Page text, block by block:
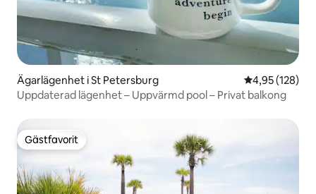
Ägarlägenhet i St Petersburg 4,95 av 5 i
4,95 (128)
Uppdaterad lägenhet – Uppvärmd pool – Privat balkong
Gästfavorit
Gästfavorit